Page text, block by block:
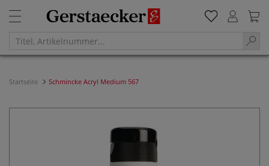
Startseite Schmincke Acryl Medium 567